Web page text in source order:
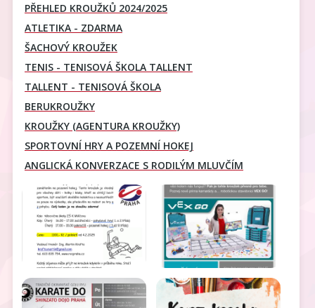
PŘEHLED KROUŽKŮ 2024/2025
ATLETIKA - ZDARMA
ŠACHOVÝ KROUŽEK
TENIS - TENISOVÁ ŠKOLA TALLENT
TALLENT - TENISOVÁ ŠKOLA
BERUKROUŽKY
KROUŽKY (AGENTURA KROUŽKY)
SPORTOVNÍ HRY A POZEMNÍ HOKEJ
ANGLICKÁ KONVERZACE S RODILÝM MLUVČÍM